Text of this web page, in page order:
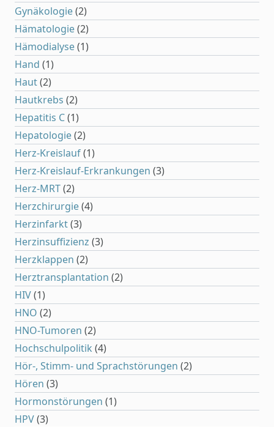
Gynäkologie(2)
Hämatologie(2)
Hämodialyse(1)
Hand (1)
Haut(2)
Hautkrebs (2)
Hepatitis C(1)
Hepatologie(2)
Herz-Kreislauf(1)
Herz-Kreislauf-Erkrankungen (3)
Herz-MRT(2)
Herzchirurgie(4)
Herzinfarkt(3)
Herzinsuffizienz (3)
Herzklappen (2)
Herztransplantation (2)
HIV(1)
HNO (2)
HNO-Tumoren (2)
Hochschulpolitik (4)
Hör-, Stimm- und Sprachstörungen (2)
Hören (3)
Hormonstörungen (1)
HPV(3)